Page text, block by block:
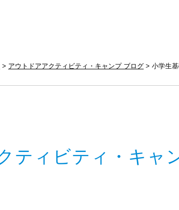
アウトドアアクティビティ・キャンプ ブログ 小学生
ティビティ・キャ